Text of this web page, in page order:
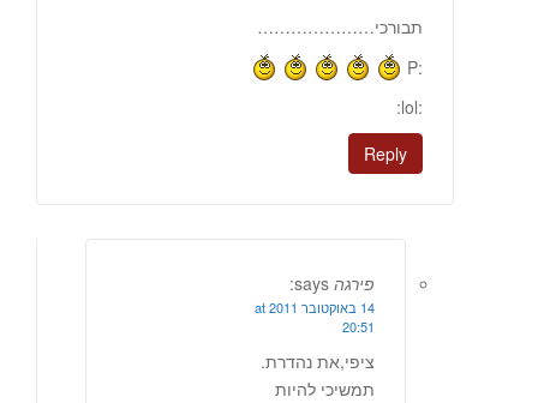
תבורכי…………………
:P
:lol:
Reply
פירגה says:
14 באוקטובר 2011 at
20:51
ציפי,את נהדרת.
תמשיכי להיות